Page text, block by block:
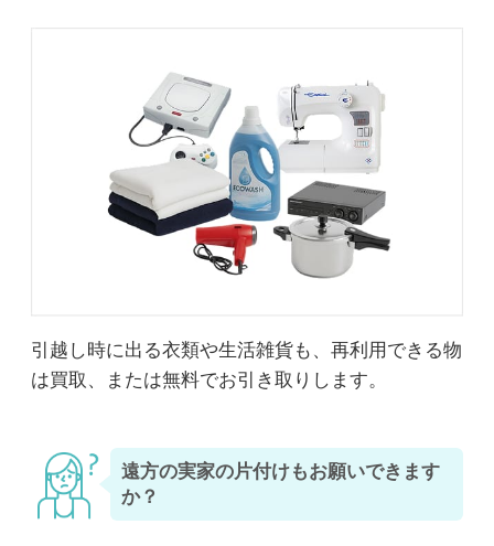
引越し時に出る衣類や生活雑貨も、再利用できる物
は買取、または無料でお引き取りします。
遠方の実家の片付けもお願いできます
か？